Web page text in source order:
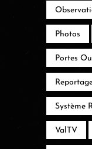
Photos
Portes
Système
ValTV